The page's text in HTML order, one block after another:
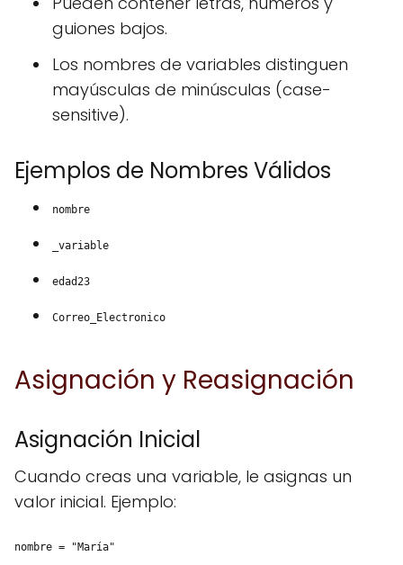
guiones bajos.
Los nombres de variables distinguen
mayúsculas de minúsculas (case-
sensitive).
Ejemplos de Nombres Válidos
nombre
_variable
edad23
Correo_Electronico
Asignación y Reasignación
Asignación Inicial
Cuando creas una variable, le asignas un
valor inicial. Ejemplo:
nombre = "María"